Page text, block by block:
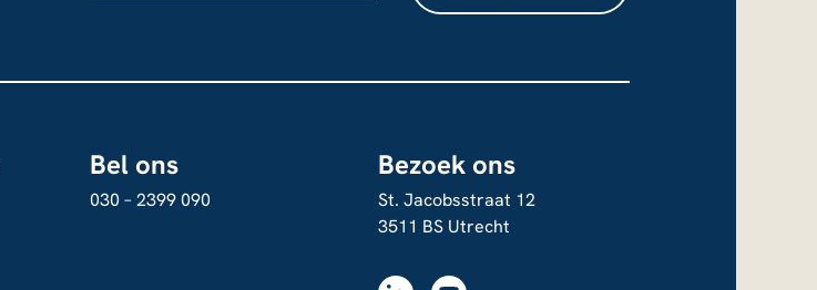
Bel ons
030 – 2399 090
Bezoek ons
St. Jacobsstraat 12
3511 BS Utrecht